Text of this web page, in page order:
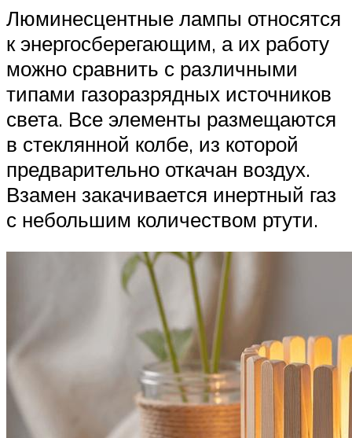
Люминесцентные лампы относятся
к энергосберегающим, а их работу
можно сравнить с различными
типами газоразрядных источников
света. Все элементы размещаются
в стеклянной колбе, из которой
предварительно откачан воздух.
Взамен закачивается инертный газ
с небольшим количеством ртути.